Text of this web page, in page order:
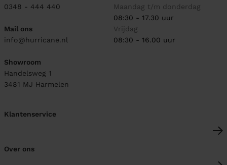
0348 - 444 440
Mail ons
info@hurricane.nl
Showroom
Handelsweg 1
3481 MJ Harmelen
Maandag t/m donderdag
08:30 - 17.30 uur
Vrijdag
08:30 - 16.00 uur
Klantenservice
Over ons